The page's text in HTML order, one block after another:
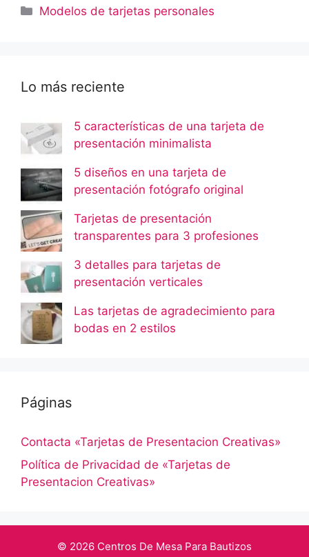
Categorías
Modelos de tarjetas personales
Lo más reciente
5 características de una tarjeta de
presentación minimalista
5 diseños en una tarjeta de
presentación fotógrafo original
Tarjetas de presentación
transparentes para 3 profesiones
3 detalles para tarjetas de
presentación verticales
Las tarjetas de agradecimiento para
bodas en 2 estilos
Páginas
Contacta «Tarjetas de Presentacion Creativas»
Política de Privacidad de «Tarjetas de
Presentacion Creativas»
© 2026 Centros De Mesa Para Bautizos